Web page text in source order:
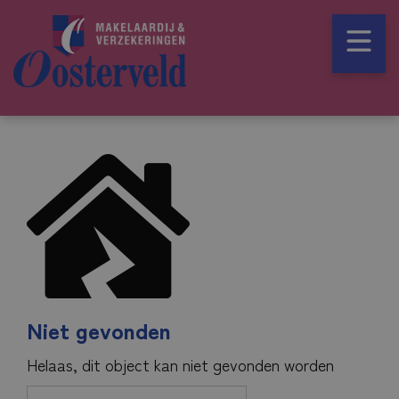
Niet gevonden
Helaas, dit object kan niet gevonden worden